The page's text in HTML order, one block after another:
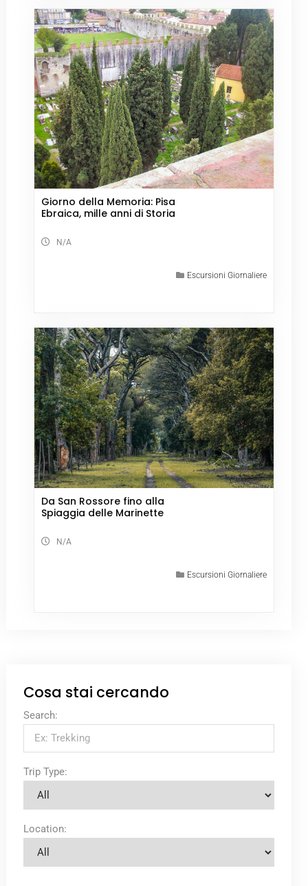
Giorno della Memoria: Pisa
Ebraica, mille anni di Storia
N/A
Escursioni Giornaliere
Da San Rossore fino alla
Spiaggia delle Marinette
N/A
Escursioni Giornaliere
Cosa stai cercando
Search:
Trip Type:
Location: